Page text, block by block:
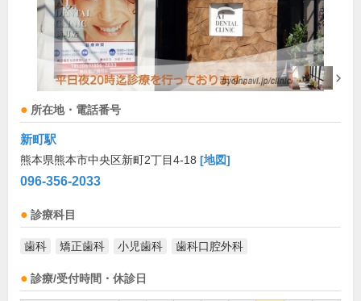
所在地・電話番号
新町駅
熊本県熊本市中央区新町2丁目4-18 [地図]
096-356-2033
診療科目
歯科 矯正歯科 小児歯科 歯科口腔外科
診療/受付時間・休診日